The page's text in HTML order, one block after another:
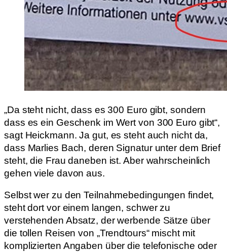
„Da steht nicht, dass es 300 Euro gibt, sondern
dass es ein Geschenk im Wert von 300 Euro gibt“,
sagt Heickmann. Ja gut, es steht auch nicht da,
dass Marlies Bach, deren Signatur unter dem Brief
steht, die Frau daneben ist. Aber wahrscheinlich
gehen viele davon aus.
Selbst wer zu den Teilnahmebedingungen findet,
steht dort vor einem langen, schwer zu
verstehenden Absatz, der werbende Sätze über
die tollen Reisen von „Trendtours“ mischt mit
komplizierten Angaben über die telefonische oder